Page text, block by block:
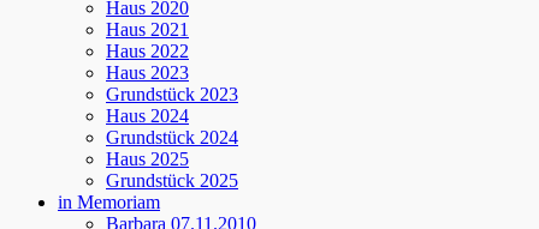
Haus 2020
Haus 2021
Haus 2022
Haus 2023
Grundstück 2023
Haus 2024
Grundstück 2024
Haus 2025
Grundstück 2025
in Memoriam
Barbara 07.11.2010